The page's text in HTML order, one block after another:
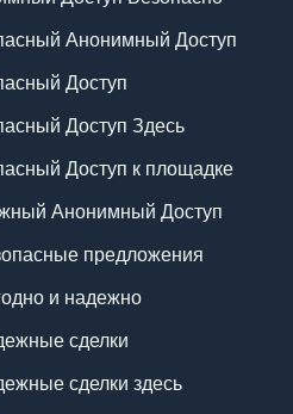
Анонимный Доступ
Доступ
Доступ Здесь
Доступ к площадке
Анонимный Доступ
предложения
и надежно
сделки
сделки здесь